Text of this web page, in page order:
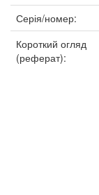
Серія/номер:
Короткий огляд
(реферат):